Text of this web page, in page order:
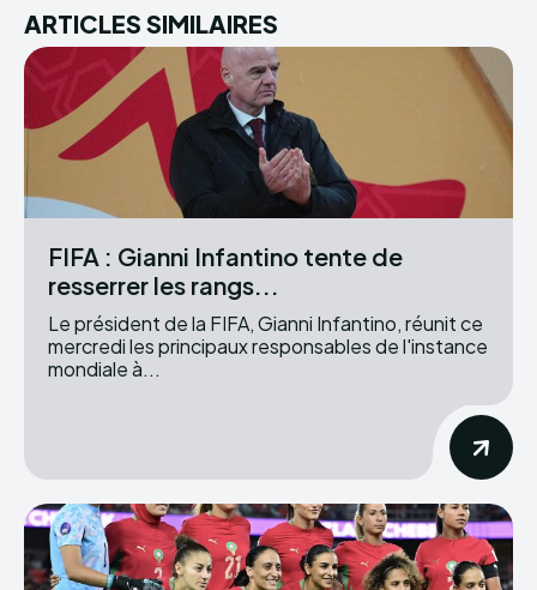
ARTICLES SIMILAIRES
FIFA : Gianni Infantino tente de
resserrer les rangs...
Le président de la FIFA, Gianni Infantino, réunit ce
mercredi les principaux responsables de l'instance
mondiale à...